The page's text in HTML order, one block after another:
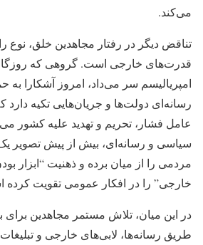
می‌کند.
تناقض دیگر در رفتار مجاهدین خلق، نوع
قدرت‌های خارجی است. گروهی که
امپریالیسم سر می‌داد، امروز آشکارا
رسانه‌ای دولت‌ها و جریان‌هایی تکیه دارد
عامل فشار، تحریم و تهدید علیه کشور
سیاسی و رسانه‌ای، بیش از پیش تصویر
مردمی را از میان برده و ذهنیت “ابزار
خارجی” را در افکار عمومی تقویت
در این میان، تلاش مستمر مجاهدین برای
طریق رسانه‌ها، لابی‌های خارجی و